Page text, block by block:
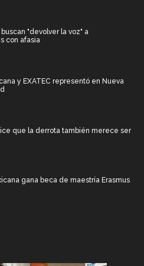
"devolver la voz" a
con afasia
y EXATEC representó en Nueva
que la derrota también merece ser
gana beca de maestría Erasmus